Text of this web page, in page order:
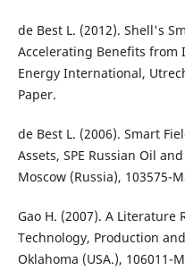
de Best L. (2012). Shell's
Accelerating Benefits
Energy International,
Paper.
de Best L. (2006). Smart
Assets, SPE Russian Oil
Moscow (Russia), 103575-
Gao H. (2007). A Literature
Technology, Production
Oklahoma (USA.), 106011-